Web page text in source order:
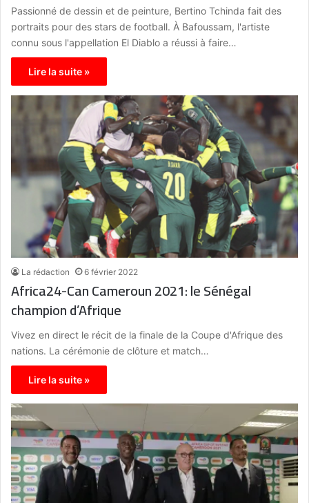
Passionné de dessin et de peinture, Bertino Tchinda fait des
portraits pour des stars de football. À Bafoussam, l'artiste
connu sous l'appellation El Diablo a réussi à faire…
Lire la suite »
La rédaction 6 février 2022
Africa24-Can Cameroun 2021: le Sénégal
champion d’Afrique
Vivez en direct le récit de la finale de la Coupe d'Afrique des
nations. La cérémonie de clôture et match…
Lire la suite »